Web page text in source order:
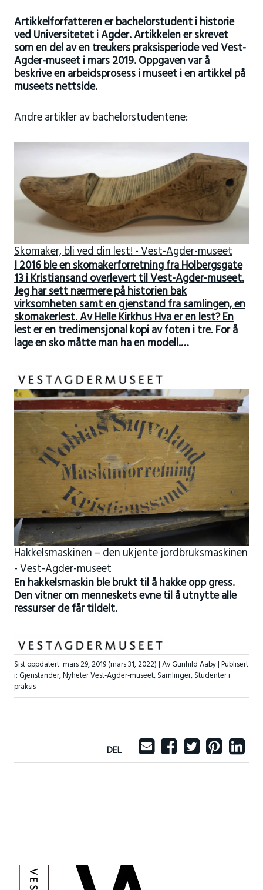
Artikkelforfatteren er bachelorstudent i historie
ved Universitetet i Agder. Artikkelen er skrevet
som en del av en treukers praksisperiode ved Vest-
Agder-museet i mars 2019. Oppgaven var å
beskrive en arbeidsprosess i museet i en artikkel på
museets nettside.
Andre artikler av bachelorstudentene:
Skomaker, bli ved din lest! - Vest-Agder-museet
I 2016 ble en skomakerforretning fra Holbergsgate
13 i Kristiansand overlevert til Vest-Agder-museet.
Jeg har sett nærmere på historien bak
virksomheten samt en gjenstand fra samlingen, en
skomakerlest. Av Helle Kirkhus Hva er en lest? En
lest er en tredimensjonal kopi av foten i tre. For å
lage en sko måtte man ha en modell.…
Hakkelsmaskinen – den ukjente jordbruksmaskinen
- Vest-Agder-museet
En hakkelsmaskin ble brukt til å hakke opp gress.
Den vitner om menneskets evne til å utnytte alle
ressurser de får tildelt.
Sist oppdatert:mars 29, 2019(mars 31, 2022)| Av Gunhild Aaby |Publisert
i: Gjenstander,Nyheter Vest-Agder-museet,Samlinger,Studenter i
praksis
DEL